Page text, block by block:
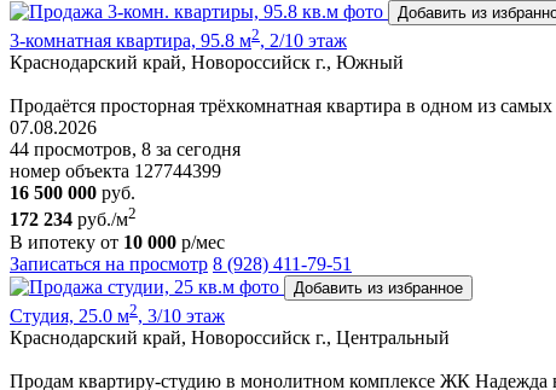
Добавить из
3-комнатная квартира, 95.8 м2, 2/10 этаж
Краснодарский край, Новороссийск г., Южный
Продаётся просторная трёхкомнатная квартира в одном из
07.08.2026
44 просмотров, 8 за сегодня
номер объекта 127744399
16 500 000 руб.
172 234 руб./м2
В ипотеку от 10 000 р/мес
Записаться на просмотр 8 (928) 411-79-51
Добавить из избранное
Студия, 25.0 м2, 3/10 этаж
Краснодарский край, Новороссийск г., Центральный
Продам квартиру-студию в монолитном комплексе ЖК Надежда